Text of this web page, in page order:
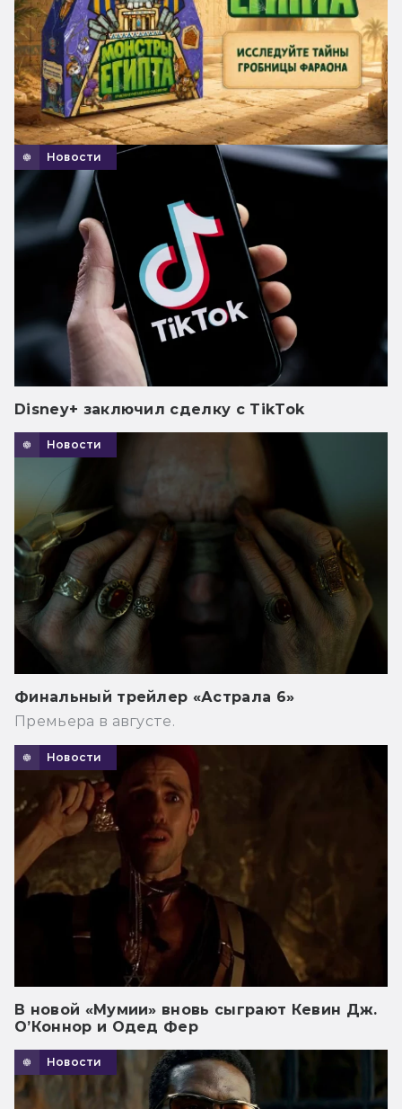
Новости
Disney+ заключил сделку с TikTok
Новости
Финальный трейлер «Астрала 6»
Премьера в августе.
Новости
В новой «Мумии» вновь сыграют Кевин Дж.
О’Коннор и Одед Фер
Новости